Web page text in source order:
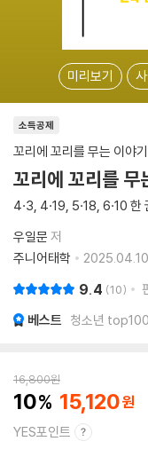
미리보기
소득공제
꼬리에 꼬리를 무는 이야기
꼬리에 꼬리를 무
4·3, 4·19, 5·18, 6·10
우일문 저
주니어태학
9.4 10
베스트 청소년
16,800원
10 15,120
YES포인트